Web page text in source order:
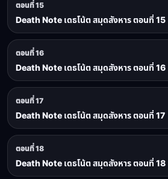
ตอนที่ 15
Death Note เดธโน้ต สมุดสังหาร ตอนที่ 15
ตอนที่ 16
Death Note เดธโน้ต สมุดสังหาร ตอนที่ 16
ตอนที่ 17
Death Note เดธโน้ต สมุดสังหาร ตอนที่ 17
ตอนที่ 18
Death Note เดธโน้ต สมุดสังหาร ตอนที่ 18